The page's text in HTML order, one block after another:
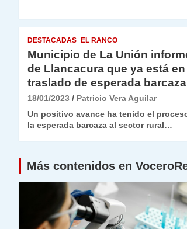
DESTACADAS EL RANCO
Municipio de La Unión
de Llancacura que ya está
traslado de esperada barcaza
18/01/2023
Patricio Vera Aguilar
Un positivo avance ha tenido el
la esperada barcaza al sector rural…
Más contenidos en